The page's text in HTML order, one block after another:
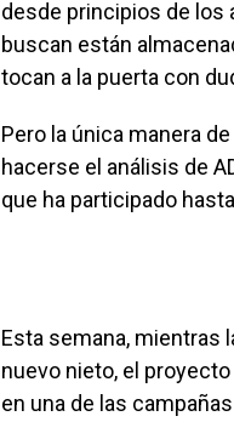
desde principios de los
buscan están
tocan a la puerta con
Pero la única manera
hacerse el análisis de
que ha participado
Esta semana, mientras
nuevo nieto, el
en una de las